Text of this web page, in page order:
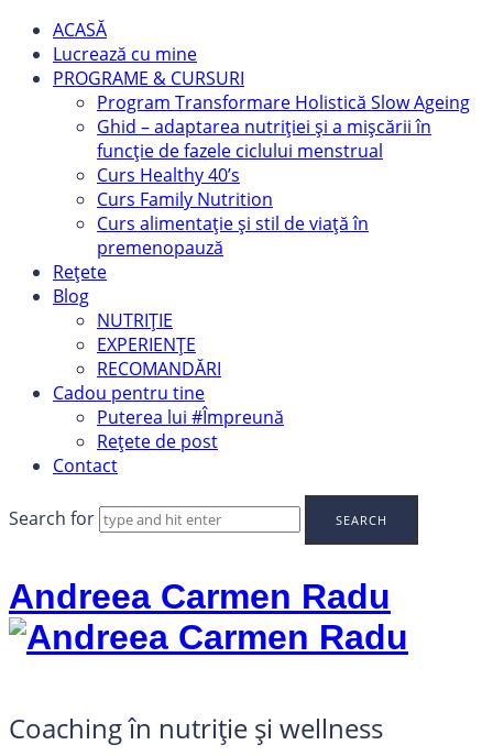
ACASĂ
Lucrează cu mine
PROGRAME & CURSURI
Program Transformare Holistică Slow Ageing
Ghid – adaptarea nutriției și a mișcării în
funcție de fazele ciclului menstrual
Curs Healthy 40’s
Curs Family Nutrition
Curs alimentație și stil de viață în
premenopauză
Rețete
Blog
NUTRIȚIE
EXPERIENȚE
RECOMANDĂRI
Cadou pentru tine
Puterea lui #Împreună
Rețete de post
Contact
Search for
Andreea Carmen Radu
Coaching în nutriție și wellness